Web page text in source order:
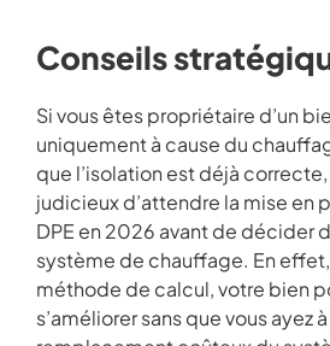
Conseils
Si vous êtes propriétaire d’un
uniquement à cause du
que l’isolation est déjà
judicieux d’attendre la mise en
DPE en 2026 avant de décider
système de chauffage. En
méthode de calcul, votre bien
s’améliorer sans que vous ayez